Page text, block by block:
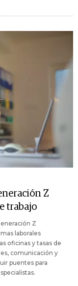
Z
trabajo
Z
laborales
oficinas y tasas de
comunicación y
puentes para